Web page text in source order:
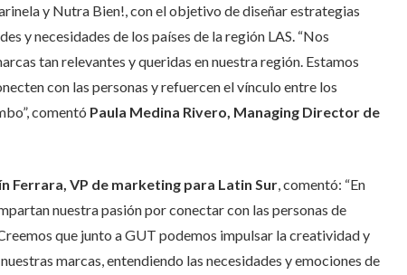
y Nutra Bien!, con el objetivo de diseñar estrategias
y necesidades de los países de la región LAS. “Nos
tan relevantes y queridas en nuestra región. Estamos
con las personas y refuercen el vínculo entre los
comentó Paula Medina Rivero, Managing Director de
Ferrara, VP de marketing para Latin Sur, comentó: “En
nuestra pasión por conectar con las personas de
que junto a GUT podemos impulsar la creatividad y
marcas, entendiendo las necesidades y emociones de